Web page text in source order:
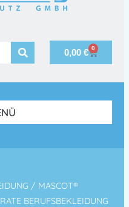
0,00 € 0
/ MASCOT®
BERUFSBEKLEIDUNG